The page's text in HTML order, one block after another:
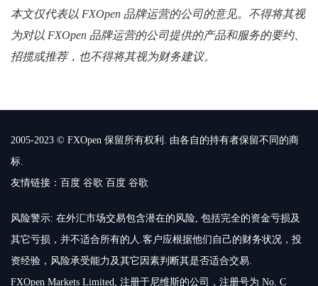
本文仅代表以 FXOpen 品牌运营的公司的意见。不得将其视
为对以 FXOpen 品牌运营的公司提供的产品和服务的要约、
招揽或推荐，也不得将其视为财务建议。
2005-2023 © FXOpen 保留所有权利. 由各自的持有者保留不同的商
标.
友情链接： 百度 谷歌 百度 谷歌
风险警示: 在外汇市场交易包含潜在的风险, 包括完全的资金亏损及
其它亏损，并不适合所有的人.客户应根据他们自己的财务状况，投
资经验，风险承受能力及其它因素判断其是否适合交易.
FXOpen Markets Limited, 注册于尼维斯的公司，注册号为 No. C